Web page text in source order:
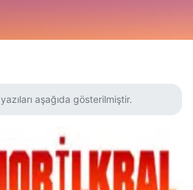
yazıları aşağıda gösterilmiştir.